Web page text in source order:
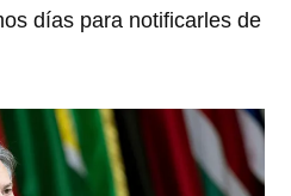
días para notificarles de